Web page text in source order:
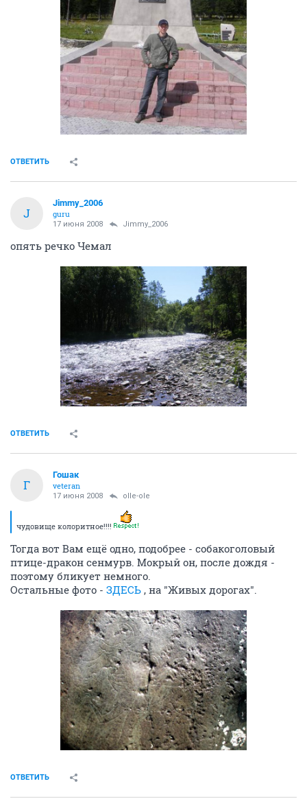
ОТВЕТИТЬ
J
Jimmy_2006
guru
17 июня 2008 Jimmy_2006
опять речко Чемал
ОТВЕТИТЬ
Г
Гошак
veteran
17 июня 2008 olle-ole
чудовище колоритное!!!!
Тогда вот Вам ещё одно, подобрее - собакоголовый
птице-дракон сенмурв. Мокрый он, после дождя -
поэтому бликует немного.
Остальные фото - ЗДЕСЬ , на "Живых дорогах".
ОТВЕТИТЬ